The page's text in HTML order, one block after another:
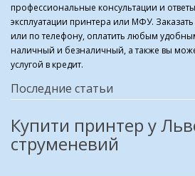
профессиональные консультации и
эксплуатации принтера или МФУ.
или по телефону, оплатить любым
наличный и безналичный, а также вы
услугой в кредит.
Последние статьи
Купити принтер у
струменевий